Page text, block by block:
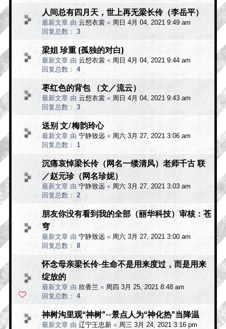
人间总有四月天，世上再无梁长伶（李岳平）
最新文章 由 云想衣裳 « 周日 4月 04, 2021 9:49 am
回复总数： 3
梁姐 珍重 (孤独的对白)
最新文章 由 云想衣裳 « 周日 4月 04, 2021 9:44 am
回复总数： 4
枣红色的背包 （文／流云）
最新文章 由 云想衣裳 « 周日 4月 04, 2021 9:43 am
回复总数： 3
送别 文/梅韵玲心
最新文章 由 宁静致远 « 周六 3月 27, 2021 3:06 am
回复总数： 1
沉痛哀悼梁长伶（网名一缕清风）老师千古 联
／赵元珍（网名珍妮）
最新文章 由 宁静致远 « 周六 3月 27, 2021 3:03 am
回复总数： 2
朋友你没有看到我的全部（丽华科技）审核：苍
穹
最新文章 由 宁静致远 « 周六 3月 27, 2021 3:00 am
回复总数： 8
怀念母亲梁长伶-生命不是用来度过，而是用来
绽放的
最新文章 由 欣香兰 « 周四 3月 25, 2021 8:48 am
回复总数： 4
神树沟里观“神树”--景点人为“神化热”当降温
最新文章 由 辽宁王忠新 « 周三 3月 24, 2021 3:16 pm